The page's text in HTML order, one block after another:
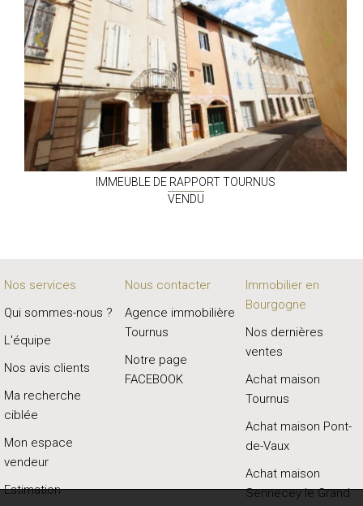
IMMEUBLE DE RAPPORTTOURNUS
VENDU
Nos services
Qui sommes-nous ?
L'équipe
Nos avis clients
Ma recherche
ciblée
Mon espace
vendeur
Estimation
Nous contacter
Agence immobilière
Tournus
Notre page
FACEBOOK
Immobilier en
Bourgogne
Nos dernières
ventes
Achat maison
Tournus
Achat maison Pont-
de-Vaux
Achat maison
Sennecey le Grand